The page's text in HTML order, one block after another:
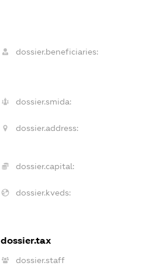
dossier.beneficiaries:
dossier.smida:
dossier.address:
dossier.capital:
dossier.kveds:
dossier.tax
dossier.staff